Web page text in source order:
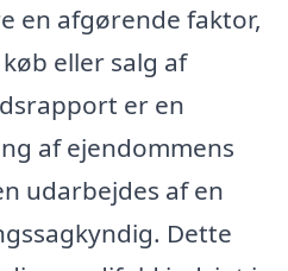
en afgørende faktor,
eller salg af
er en
af ejendommens
udarbejdes af en
Dette